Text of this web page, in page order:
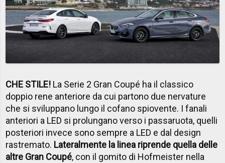
CHE STILE! La Serie 2 Gran Coupé ha il classico
doppio rene anteriore da cui partono due nervature
che si sviluppano lungo il cofano spiovente. I fanali
anteriori a LED si prolungano verso i passaruota, quelli
posteriori invece sono sempre a LED e dal design
rastremato. Lateralmente la linea riprende quella delle
altre Gran Coupé, con il gomito di Hofmeister nella